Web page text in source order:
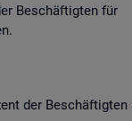
Be­schäf­tig­ten für
der Be­schäf­tig­ten